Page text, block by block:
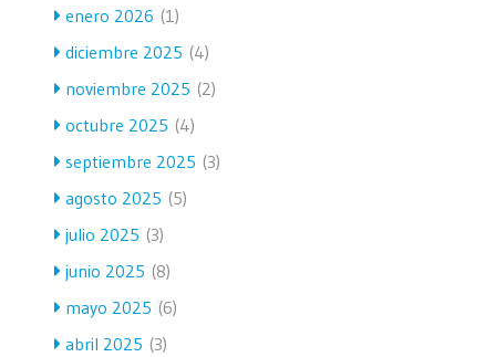
enero 2026 (1)
diciembre 2025 (4)
noviembre 2025 (2)
octubre 2025 (4)
septiembre 2025 (3)
agosto 2025 (5)
julio 2025 (3)
junio 2025 (8)
mayo 2025 (6)
abril 2025 (3)